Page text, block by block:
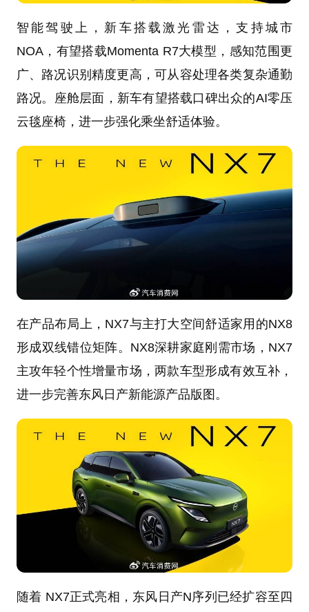
智能驾驶上，新车搭载激光雷达，支持城市
NOA，有望搭载Momenta R7大模型，感知范围更
广、路况识别精度更高，可从容处理各类复杂通勤
路况。座舱层面，新车有望搭载口碑出众的AI零压
云毯座椅，进一步强化乘坐舒适体验。
在产品布局上，NX7与主打大空间舒适家用的NX8
形成双线错位矩阵。NX8深耕家庭刚需市场，NX7
主攻年轻个性增量市场，两款车型形成有效互补，
进一步完善东风日产新能源产品版图。
随着 NX7正式亮相，东风日产N序列已经扩容至四